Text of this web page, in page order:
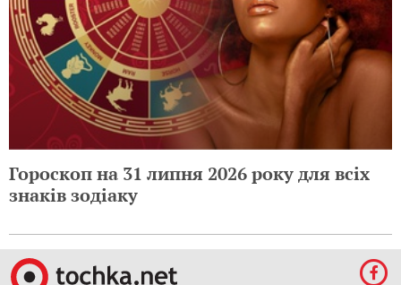
Гороскоп на 31 липня 2026 року для всіх
знаків зодіаку